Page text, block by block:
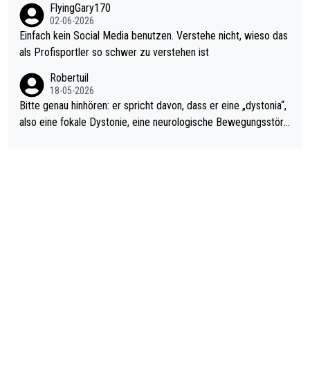
el hat.
s Leben in den Griff kriegen. Nur eins wundert mich: Luke Little
r war doch neulich erst derjenige, der über Social Media GvV p
rovoziert hat. Und Littlers Mutter schießt öfters mal gegen Ric
FlyingGary170
02-06-2026
Einfach kein Social Media benutzen. Verstehe nicht, wieso das
als Profisportler so schwer zu verstehen ist
Robertuil
18-05-2026
Bitte genau hinhören: er spricht davon, dass er eine „dystonia“,
also eine fokale Dystonie, eine neurologische Bewegungsstöru